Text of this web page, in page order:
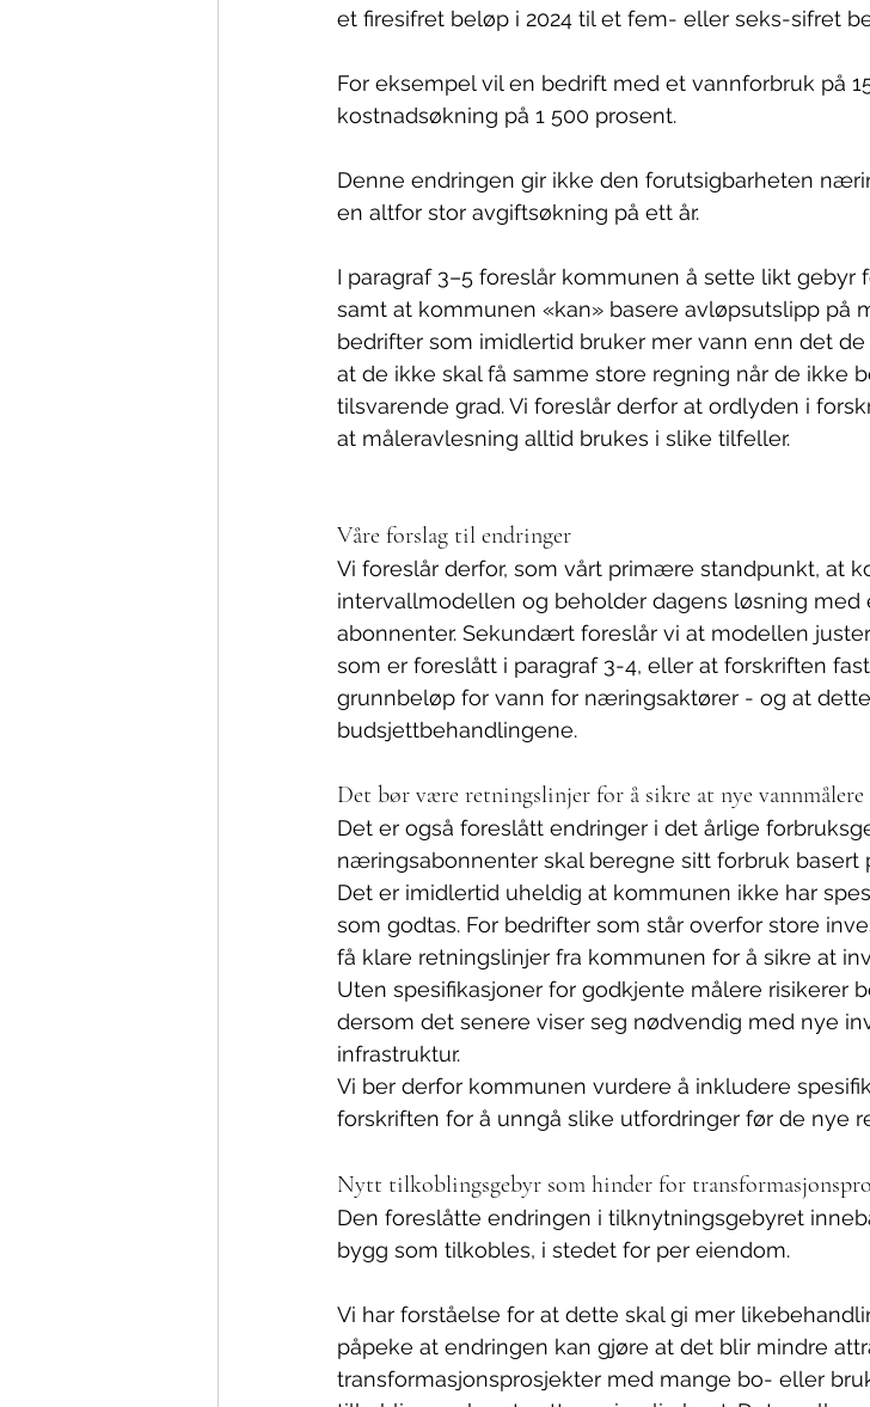
et firesifret beløp i 2024 til et fem- eller seks-sifret
For eksempel vil en bedrift med et vannforbruk på
kostnadsøkning på 1 500 prosent.
Denne endringen gir ikke den forutsigbarheten
en altfor stor avgiftsøkning på ett år.
I paragraf 3–5 foreslår kommunen å sette likt gebyr
samt at kommunen «kan» basere avløpsutslipp på
bedrifter som imidlertid bruker mer vann enn det
at de ikke skal få samme store regning når de ikke
tilsvarende grad. Vi foreslår derfor at ordlyden i
at måleravlesning alltid brukes i slike tilfeller.
Våre forslag til endringer
Vi foreslår derfor, som vårt primære standpunkt, at
intervallmodellen og beholder dagens løsning
abonnenter. Sekundært foreslår vi at modellen
som er foreslått i paragraf 3-4, eller at forskriften
grunnbeløp for vann for næringsaktører - og at
budsjettbehandlingene.
Det bør være retningslinjer for å sikre at nye
Det er også foreslått endringer i det årlige
næringsabonnenter skal beregne sitt forbruk basert
Det er imidlertid uheldig at kommunen ikke har
som godtas. For bedrifter som står overfor store
få klare retningslinjer fra kommunen for å sikre at
Uten spesifikasjoner for godkjente målere risikerer
dersom det senere viser seg nødvendig med nye
infrastruktur.
Vi ber derfor kommunen vurdere å inkludere
forskriften for å unngå slike utfordringer før de nye
Nytt tilkoblingsgebyr som hinder for
Den foreslåtte endringen i tilknytningsgebyret
bygg som tilkobles, i stedet for per eiendom.
Vi har forståelse for at dette skal gi mer
påpeke at endringen kan gjøre at det blir mindre
transformasjonsprosjekter med mange bo- eller